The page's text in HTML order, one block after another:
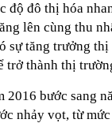
4 món ăn ngon
38 lần táo: Phụ
Cậu bé hồi nhỏ
“ngôi sao”, cứ
độ đô thị hóa
lên cùng thu
sự tăng trưởng
trở thành thị
2016 bước sang
nhảy vọt, từ